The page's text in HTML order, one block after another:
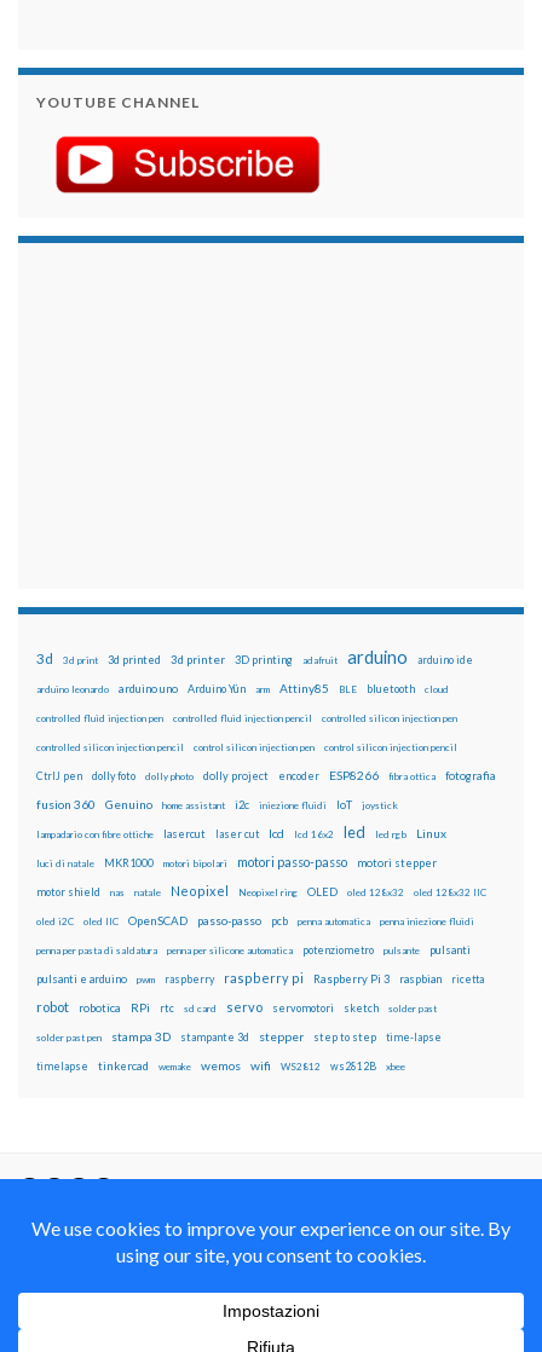
YOUTUBE CHANNEL
3d 3d print 3d printed 3d printer 3D printing adafruit arduino arduino ide
arduino leonardo arduino uno Arduino Yún arm Attiny85 BLE bluetooth cloud
controlled fluid injection pen controlled fluid injection pencil controlled silicon injection pen
controlled silicon injection pencil control silicon injection pen control silicon injection pencil
CtrlJ pen dolly foto dolly photo dolly project encoder ESP8266 fibra ottica fotografia
fusion 360 Genuino home assistant i2c iniezione fluidi IoT joystick
lampadario con fibre ottiche lasercut laser cut lcd lcd 16x2 led led rgb Linux
luci di natale MKR1000 motori bipolari motori passo-passo motori stepper
motor shield nas natale Neopixel Neopixel ring OLED oled 128x32 oled 128x32 IIC
oled i2C oled IIC OpenSCAD passo-passo pcb penna automatica penna iniezione fluidi
penna per pasta di saldatura penna per silicone automatica potenziometro pulsante pulsanti
pulsanti e arduino pwm raspberry raspberry pi Raspberry Pi 3 raspbian ricetta
robot robotica RPi rtc sd card servo servomotori sketch solder past
solder past pen stampa 3D stampante 3d stepper step to step time-lapse
timelapse tinkercad wemake wemos wifi WS2812 ws2812B xbee
Alike 4.0 International